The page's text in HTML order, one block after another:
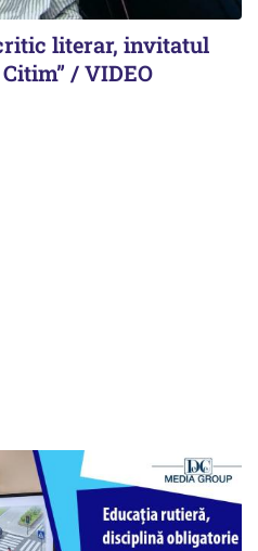
literar, invitatul
/ VIDEO